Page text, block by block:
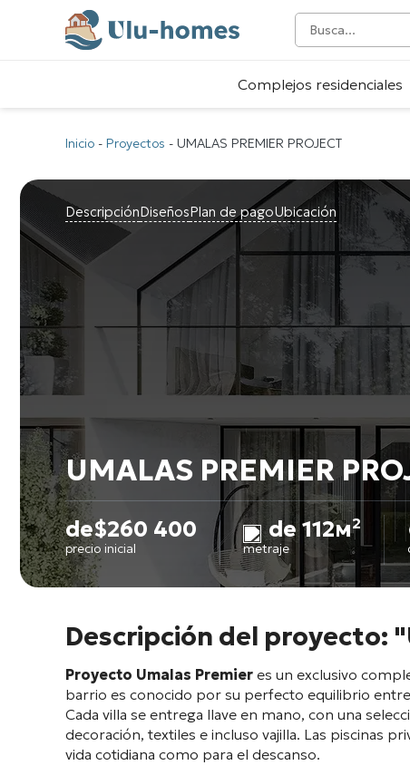
Complejos residenciales
Inicio - Proyectos - UMALAS PREMIER PROJECT
DescripciónDiseñosPlan de pagoUbicación
UMALAS PREMIER
de$260 400
precio inicial
de 112м²
metraje
Descripción del proyecto:
Proyecto Umalas Premier es un exclusivo
barrio es conocido por su perfecto equilibrio
Cada villa se entrega llave en mano, con una
decoración, textiles e incluso vajilla. Las piscinas
vida cotidiana como para el descanso.